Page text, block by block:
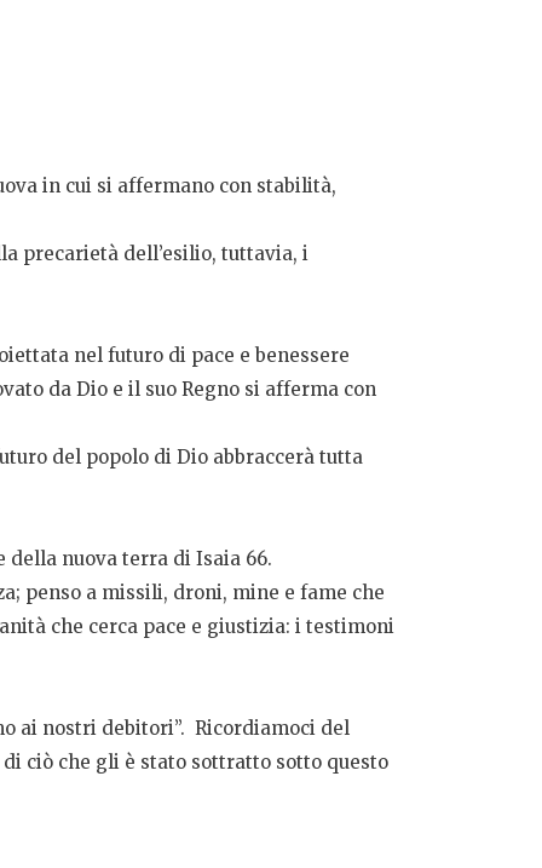
in cui si affermano con stabilità,
precarietà dell’esilio, tuttavia, i
nel futuro di pace e benessere
da Dio e il suo Regno si afferma con
del popolo di Dio abbraccerà tutta
della nuova terra di Isaia 66.
penso a missili, droni, mine e fame che
che cerca pace e giustizia: i testimoni
ai nostri debitori”. Ricordiamoci del
ciò che gli è stato sottratto sotto questo